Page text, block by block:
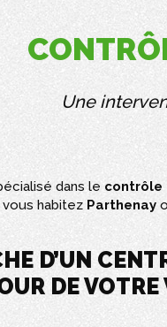
Une
dans le contrôle
habitez Parthenay
D’UN
DE VOTRE